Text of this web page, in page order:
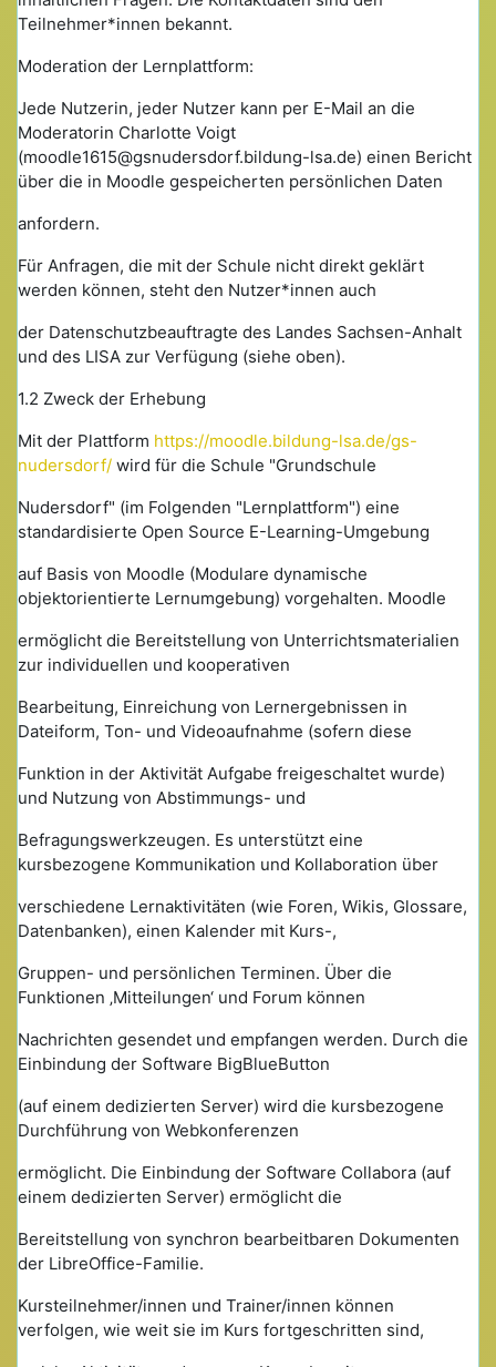
Teilnehmer*innen bekannt.
Moderation der Lernplattform:
Jede Nutzerin, jeder Nutzer kann per E-Mail an die
Moderatorin Charlotte Voigt
(moodle1615@gsnudersdorf.bildung-lsa.de) einen Bericht
über die in Moodle gespeicherten persönlichen Daten
anfordern.
Für Anfragen, die mit der Schule nicht direkt geklärt
werden können, steht den Nutzer*innen auch
der Datenschutzbeauftragte des Landes Sachsen-Anhalt
und des LISA zur Verfügung (siehe oben).
1.2 Zweck der Erhebung
Mit der Plattform https://moodle.bildung-lsa.de/gs-
nudersdorf/ wird für die Schule "Grundschule
Nudersdorf" (im Folgenden "Lernplattform") eine
standardisierte Open Source E-Learning-Umgebung
auf Basis von Moodle (Modulare dynamische
objektorientierte Lernumgebung) vorgehalten. Moodle
ermöglicht die Bereitstellung von Unterrichtsmaterialien
zur individuellen und kooperativen
Bearbeitung, Einreichung von Lernergebnissen in
Dateiform, Ton- und Videoaufnahme (sofern diese
Funktion in der Aktivität Aufgabe freigeschaltet wurde)
und Nutzung von Abstimmungs- und
Befragungswerkzeugen. Es unterstützt eine
kursbezogene Kommunikation und Kollaboration über
verschiedene Lernaktivitäten (wie Foren, Wikis, Glossare,
Datenbanken), einen Kalender mit Kurs-,
Gruppen- und persönlichen Terminen. Über die
Funktionen ‚Mitteilungen‘ und Forum können
Nachrichten gesendet und empfangen werden. Durch die
Einbindung der Software BigBlueButton
(auf einem dedizierten Server) wird die kursbezogene
Durchführung von Webkonferenzen
ermöglicht. Die Einbindung der Software Collabora (auf
einem dedizierten Server) ermöglicht die
Bereitstellung von synchron bearbeitbaren Dokumenten
der LibreOffice-Familie.
Kursteilnehmer/innen und Trainer/innen können
verfolgen, wie weit sie im Kurs fortgeschritten sind,